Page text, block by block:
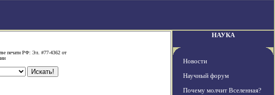
печати РФ: Эл. #77-4362 от
НАУКА
Новости
Научный форум
Почему молчит Вселенная?